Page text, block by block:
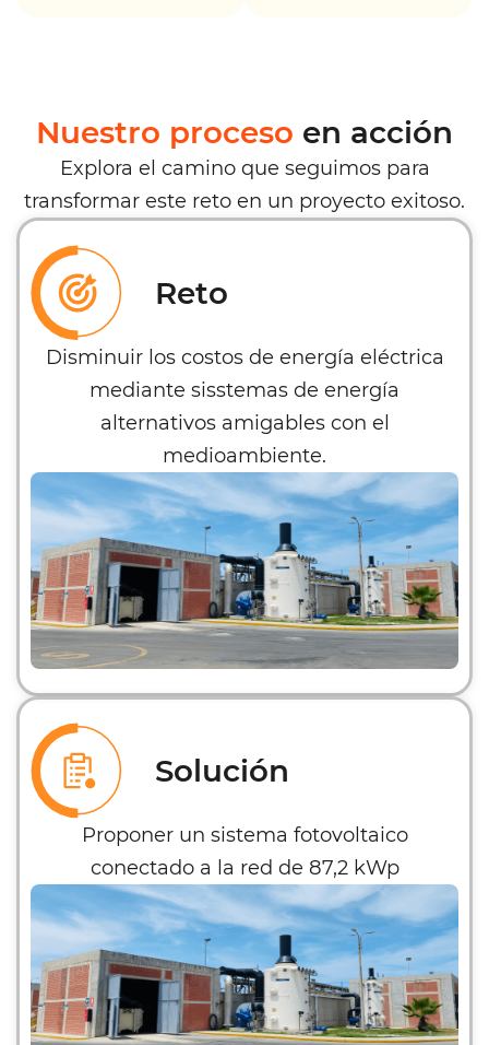
Nuestro proceso en acción
Explora el camino que seguimos para
transformar este reto en un proyecto exitoso.
Reto
Disminuir los costos de energía eléctrica
mediante sisstemas de energía
alternativos amigables con el
medioambiente.
Solución
Proponer un sistema fotovoltaico
conectado a la red de 87,2 kWp